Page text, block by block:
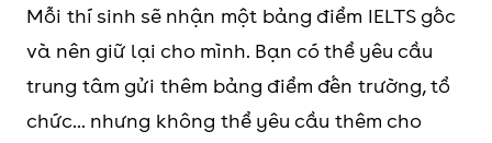
Mỗi thí sinh sẽ nhận một bảng điểm IELTS gốc
và nên giữ lại cho mình. Bạn có thể yêu cầu
trung tâm gửi thêm bảng điểm đến trường, tổ
chức... nhưng không thể yêu cầu thêm cho